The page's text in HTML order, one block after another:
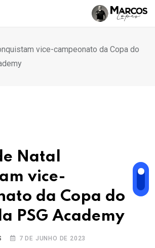
vice-campeonato da Copa do
Natal
vice-
da Copa do
PSG Academy
7 DE JUNHO DE 2023